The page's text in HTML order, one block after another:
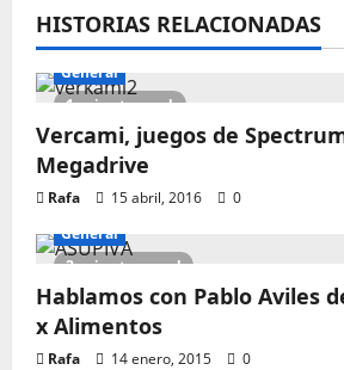
HISTORIAS RELACIONADAS
1 minute read
General
Vercami, juegos de
Megadrive
Rafa 15 abril, 2016 0
2 minutes read
General
Hablamos con Pablo Aviles
x Alimentos
Rafa 14 enero, 2015 0